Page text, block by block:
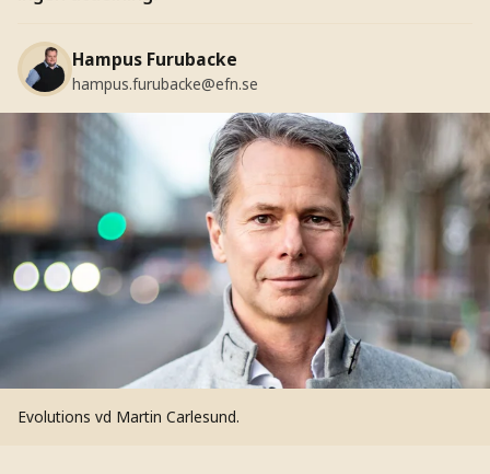
Hampus Furubacke
hampus.furubacke@efn.se
Evolutions vd Martin Carlesund.